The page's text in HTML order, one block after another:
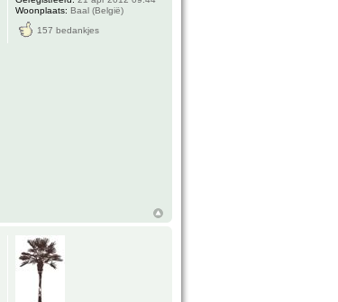
Woonplaats: Baal (België)
157 bedankjes